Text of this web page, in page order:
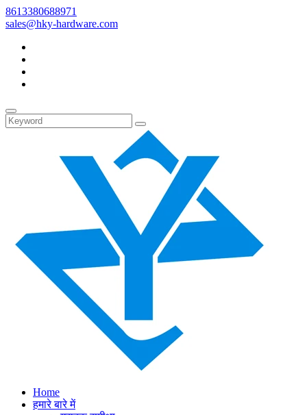
8613380688971
sales@hky-hardware.com
Home
हमारे बारे में